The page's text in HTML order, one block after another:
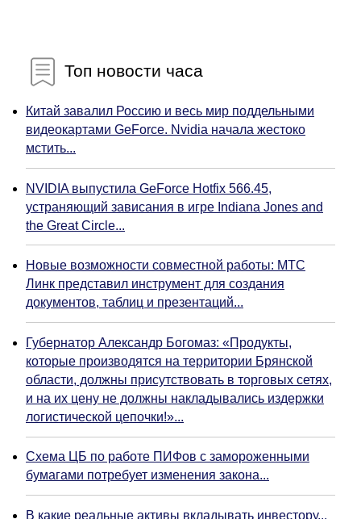
Топ новости часа
Китай завалил Россию и весь мир поддельными
видеокартами GeForce. Nvidia начала жестоко
мстить...
NVIDIA выпустила GeForce Hotfix 566.45,
устраняющий зависания в игре Indiana Jones and
the Great Circle...
Новые возможности совместной работы: МТС
Линк представил инструмент для создания
документов, таблиц и презентаций...
Губернатор Александр Богомаз: «Продукты,
которые производятся на территории Брянской
области, должны присутствовать в торговых сетях,
и на их цену не должны накладывались издержки
логистической цепочки!»...
Схема ЦБ по работе ПИФов с замороженными
бумагами потребует изменения закона...
В какие реальные активы вкладывать инвестору...